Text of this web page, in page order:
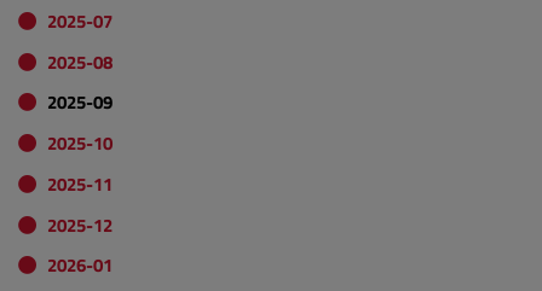
2025-07
2025-08
2025-09
2025-10
2025-11
2025-12
2026-01